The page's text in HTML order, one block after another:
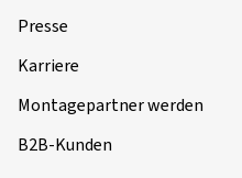
Presse
Karriere
Montagepartner werden
B2B-Kunden